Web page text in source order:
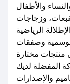
وزجاجات
وصفقات
والإصدارات